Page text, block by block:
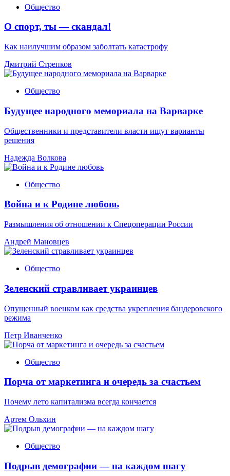
Общество
О спорт, ты — скандал!
Как наилучшим образом заболтать катастрофу
Дмитрий Стрепков
Общество
Будущее народного мемориала на Варварке
Общественники и представители власти ищут варианты
решения
Надежда Волкова
Общество
Война и к Родине любовь
Размышления об отношении к Спецоперации России
Андрей Мановцев
Общество
Зеленский стравливает украинцев
Опущенный военком как средства укрепления бандеровского
режима
Петр Иванченко
Общество
Порча от маркетинга и очередь за счастьем
Почему лето капитализма всегда кончается
Артем Ольхин
Общество
Подрыв демографии — на каждом шагу